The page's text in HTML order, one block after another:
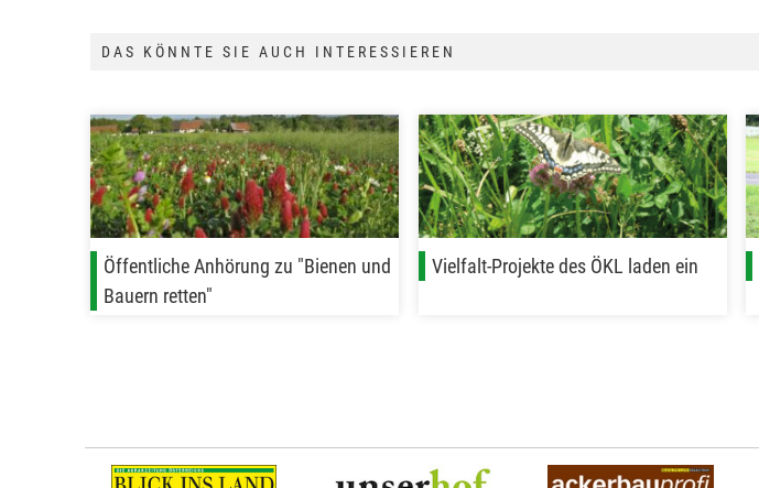
DAS KÖNNTE SIE AUCH INTERESSIEREN
Öffentliche Anhörung zu "Bienen und
Bauern retten"
Vielfalt-Projekte des ÖKL laden ein